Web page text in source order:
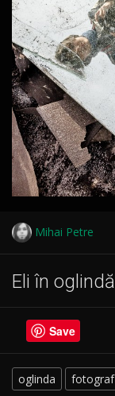
Mihai Petre
Eli în oglindă
Save
oglinda fotograf